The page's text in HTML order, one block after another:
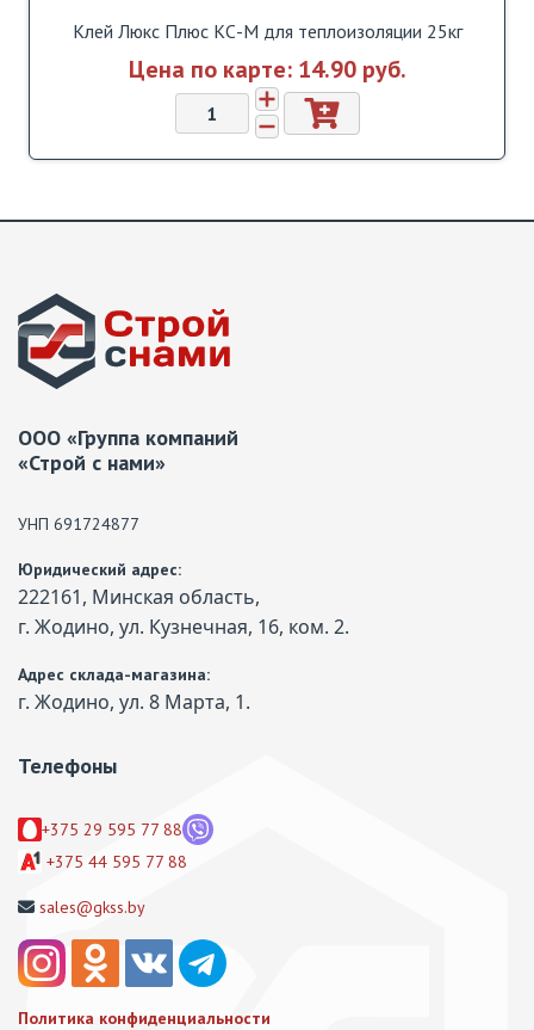
Клей Люкс Плюс КС-М для теплоизоляции 25кг
Цена по карте: 14.90 pуб.
ООО «Группа компаний
«Строй с нами»
УНП 691724877
Юридический адрес:
222161, Минская область,
г. Жодино, ул. Кузнечная, 16, ком. 2.
Адрес склада-магазина:
г. Жодино, ул. 8 Марта, 1.
Телефоны
+375 29 595 77 88
+375 44 595 77 88
sales@gkss.by
Политика конфиденциальности